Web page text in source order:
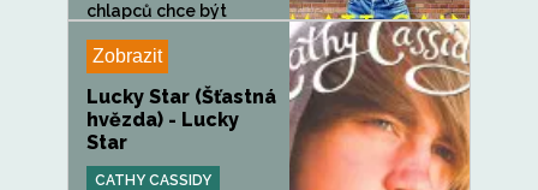
chlapců chce být
a...
Zobrazit
Lucky Star (Šťastná
hvězda) - Lucky
Star
CATHY CASSIDY